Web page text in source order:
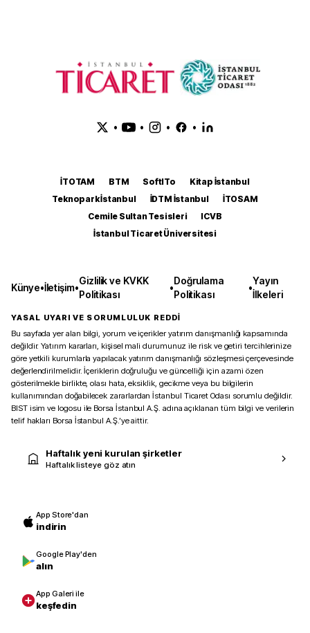
• • • •
İTOTAM BTM SoftITo
Kitap İstanbul
Teknopark İstanbul
İDTM İstanbul
İTOSAM
Cemile Sultan Tesisleri
ICVB
İstanbul Ticaret Üniversitesi
Künye•İletişim•
Gizlilik ve KVKK
Politikası
•
Doğrulama
Politikası
•
Yayın
İlkeleri
YASAL UYARI VE SORUMLULUK REDDİ
Bu sayfada yer alan bilgi, yorum ve içerikler yatırım danışmanlığı kapsamında
değildir. Yatırım kararları, kişisel mali durumunuz ile risk ve getiri tercihlerinize
göre yetkili kurumlarla yapılacak yatırım danışmanlığı sözleşmesi çerçevesinde
değerlendirilmelidir. İçeriklerin doğruluğu ve güncelliği için azami özen
gösterilmekle birlikte, olası hata, eksiklik, gecikme veya bu bilgilerin
kullanımından doğabilecek zararlardan İstanbul Ticaret Odası sorumlu değildir.
BIST isim ve logosu ile Borsa İstanbul A.Ş. adına açıklanan tüm bilgi ve verilerin
telif hakları Borsa İstanbul A.Ş.’ye aittir.
Haftalık yeni kurulan şirketler
Haftalık listeye göz atın
App Store'dan
indirin
Google Play'den
alın
App Galeri ile
keşfedin